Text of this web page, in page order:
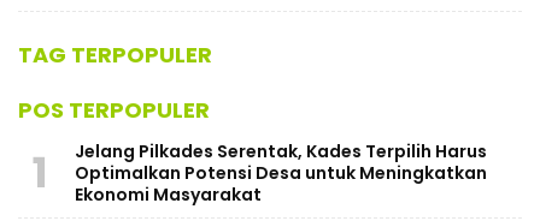
TAG TERPOPULER
POS TERPOPULER
1
Jelang Pilkades Serentak, Kades Terpilih Harus
Optimalkan Potensi Desa untuk Meningkatkan
Ekonomi Masyarakat